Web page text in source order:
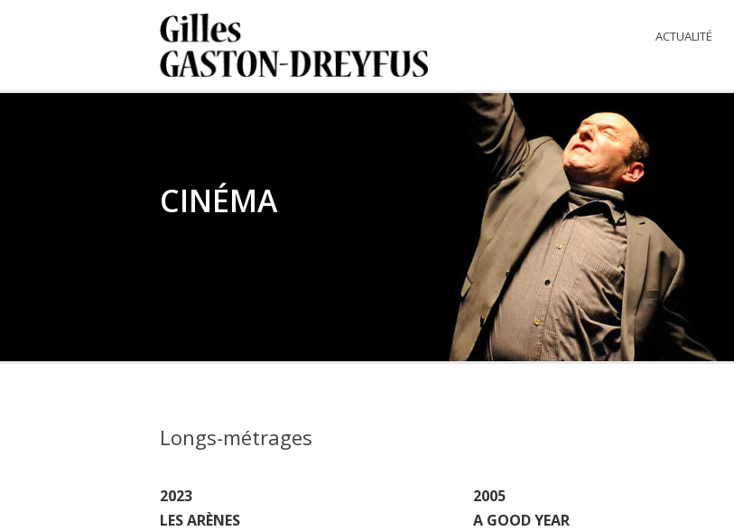
ACTUALITÉ
CINÉMA
Longs-métrages
2023
LES ARÈNES
2005
A GOOD YEAR